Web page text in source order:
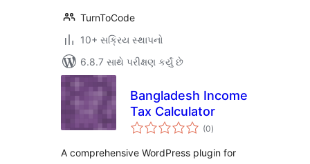
TurnToCode
10+ સક્રિય સ્થાપનો
6.8.7 સાથે પરીક્ષણ કર્યું છે
Bangladesh Income
Tax Calculator
(0કુલ
રેટિંગ્સ
)
A comprehensive WordPress plugin for